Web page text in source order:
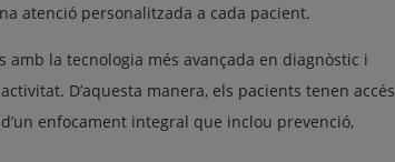
atenció personalitzada a cada pacient.
amb la tecnologia més avançada en diagnòstic i
D’aquesta manera, els pacients tenen accés
enfocament integral que inclou prevenció,